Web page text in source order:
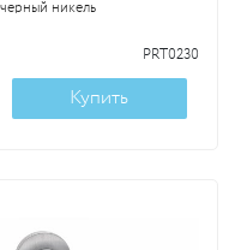
черный никель
PRT0230
Купить